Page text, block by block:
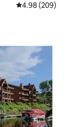
レビュー209
4.98 (209)